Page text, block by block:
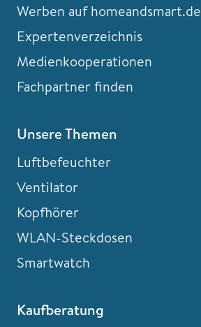
Werben auf homeandsmart.de
Expertenverzeichnis
Medienkooperationen
Fachpartner finden
Unsere Themen
Luftbefeuchter
Ventilator
Kopfhörer
WLAN-Steckdosen
Smartwatch
Kaufberatung